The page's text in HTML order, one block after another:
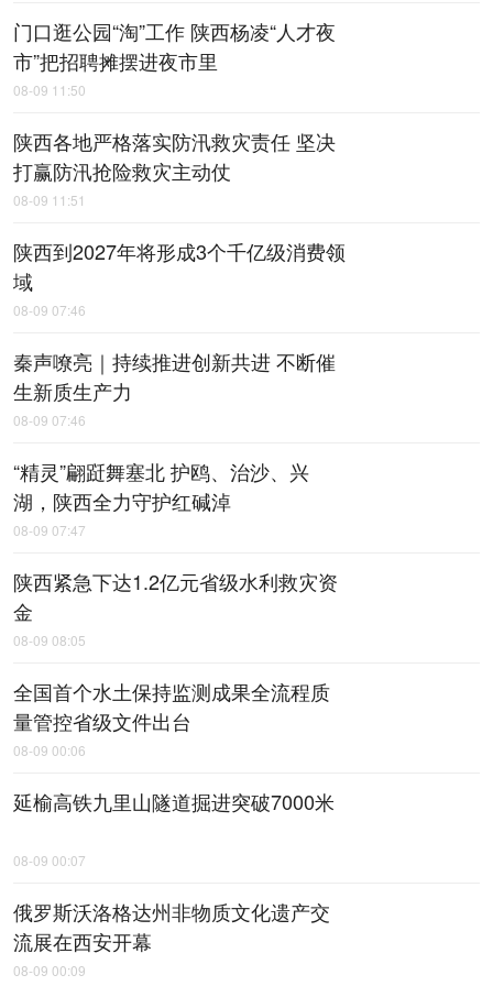
门口逛公园“淘”工作 陕西杨凌“人才夜
市”把招聘摊摆进夜市里
08-09 11:50
陕西各地严格落实防汛救灾责任 坚决
打赢防汛抢险救灾主动仗
08-09 11:51
陕西到2027年将形成3个千亿级消费领
域
08-09 07:46
秦声嘹亮｜持续推进创新共进 不断催
生新质生产力
08-09 07:46
“精灵”翩跹舞塞北 护鸥、治沙、兴
湖，陕西全力守护红碱淖
08-09 07:47
陕西紧急下达1.2亿元省级水利救灾资
金
08-09 08:05
全国首个水土保持监测成果全流程质
量管控省级文件出台
08-09 00:06
延榆高铁九里山隧道掘进突破7000米
08-09 00:07
俄罗斯沃洛格达州非物质文化遗产交
流展在西安开幕
08-09 00:09